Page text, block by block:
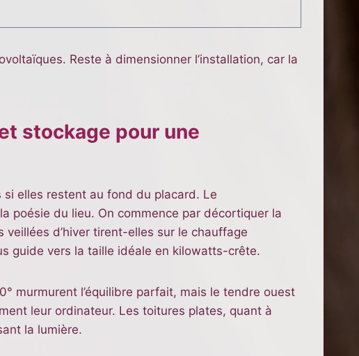
Reste à dimensionner l’installation, car la
stockage pour une
si elles restent au fond du placard. Le
poésie du lieu. On commence par décortiquer la
d’hiver tirent-elles sur le chauffage
guide vers la taille idéale en kilowatts-crête.
murmurent l’équilibre parfait, mais le tendre ouest
leur ordinateur. Les toitures plates, quant à
la lumière.